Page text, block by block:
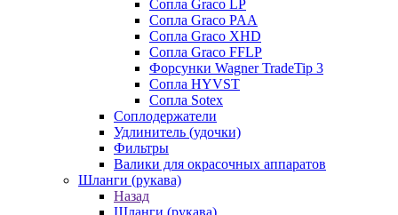
Сопла Graco LP
Сопла Graco PAA
Сопла Graco XHD
Сопла Graco FFLP
Форсунки Wagner TradeTip 3
Сопла HYVST
Сопла Sotex
Соплодержатели
Удлинитель (удочки)
Фильтры
Валики для окрасочных аппаратов
Шланги (рукава)
Назад
Шланги (рукава)